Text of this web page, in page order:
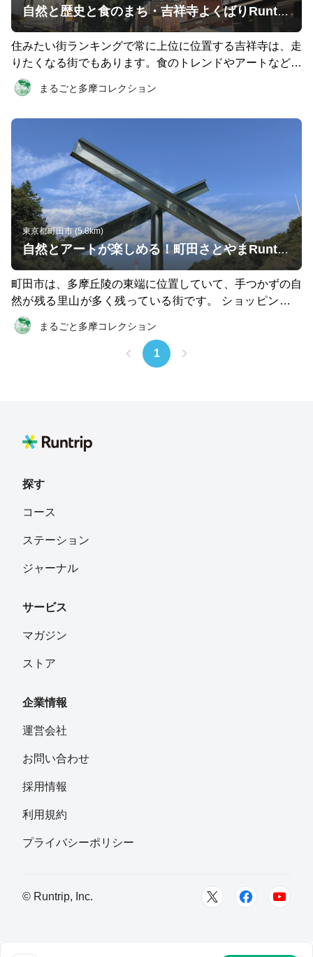
意を払い、無理をしないようにしてください。
も建てられている立派なお寺で、お参りをしていきましょ
う。 昭島駅でゴールした後は、モリタウンで食事やお買
い物を楽しみましょう。モリパークアウトドアヴィレッジ
には、トレランシューズやザックを売っているブランドも
入っているので、トレイルランニングをやっている人や、
興味のある人はぜひ立ち寄ってみてください。 ※台風の
の際には細心の注意を払い、無理をしないようにしてくだ
さい。
自然と歴史と食のまち・吉祥寺よくばりRuntrip ～まるごと多摩コレクション～
住みたい街ランキングで常に上位に位置する吉祥寺は、走
りたくなる街でもあります。食のトレンドやアートなど、
様々な文化が交錯する街・吉祥寺で、走って訪れてほしい
場所をまとめたコースです。 1つめのチェックポイント
カ横丁は第二次世界大戦後の闇市にルーツがあり、現在も
小さなお店が混在している、駅前ながらにしてディープな
スポットになっています。 2つめのチェックポイント「成
蹊大学」 大正通りに出たら、まっすぐ成蹊大学を目指し
て進みます。成蹊大学は創立100年を超える吉祥寺のまち
に根付いた大学で、その正門には美しいケヤキ並木があり
ます。ドラマのロケ地にもよく使われるキャンパスの中で
も、建築家の坂茂氏によって設計された図書館は特に目を
ひく建物です。 3つめのチェックポイント「たいやき そ
ら」 成蹊大学を出たら中道通りを目指します。中道公園
の角を曲がったら、そこにはたい焼き屋さんが。冬は焼き
いも、夏はかき氷もやっている、吉祥寺の隠れた名店「た
ている途中の栄養補給にもオススメです。 4つめのチェッ
「黒門」と呼ばれ、昔の人々は甲州街道からこの道を通っ
て井の頭公園の弁財天へお参りしていました。現在は井の
南側が栄えていたそうです。 弁財天様にお参りしたあと
園の中にも様々なお店がありますが、おすすめは「ブルー
公園近くのお店やハモニカ横丁でお腹を満たせば、ココロ
の影響で危険な箇所が発生している可能性があります。通
行の際には細心の注意を払い、無理をしないようにしてく
ださい。
まるごと多摩コレクション
東京都町田市 (5.8km)
自然とアートが楽しめる！町田さとやまRuntrip ~まるごと多摩コレクション~
町田市は、多摩丘陵の東端に位置していて、手つかずの自
然が残る里山が多く残っている街です。 ショッピングタ
ウンのイメージが強いですが、駅からちょっと足をのばせ
ば、そこにはちょっとしたトレラン気分を味わえる道が広
自然公園」 鎌倉古道も通っているこの公園は、野鳥の鳴
並みが見える場所もあり、気持ちの良いコースです。 2つ
めのチェックポイントは「芹ヶ谷公園」 こちらも緑豊か
います。虹と水の広場にあるのは「彫刻噴水・シーソ
の重みでシーソーが動くように設計されているそうです。
敷地内には町田市立国際版画美術館があり、春には「まち
時代祭り」が開催される公園でもあります。園内には他に
う。 ゴールしたあとは、LIBRARY & HOSTEL BUSOAN
台風の影響で危険な箇所が発生している可能性がありま
してください。
まるごと多摩コレクション
1
探す
コース
ステーション
ジャーナル
サービス
マガジン
ストア
企業情報
運営会社
お問い合わせ
採用情報
利用規約
プライバシーポリシー
© Runtrip, Inc.